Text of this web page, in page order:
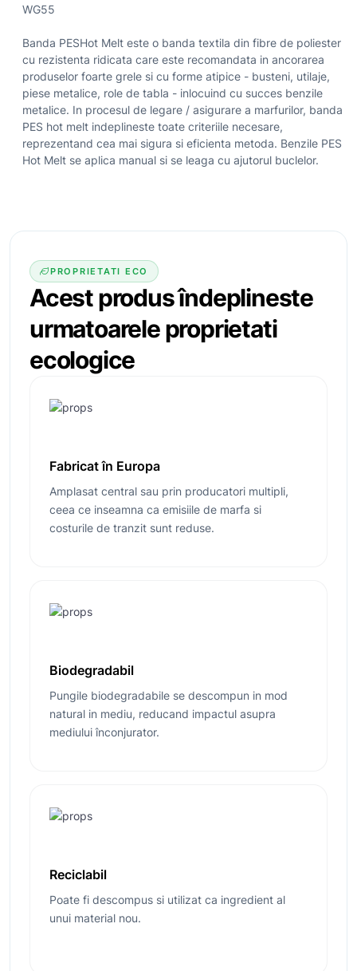
WG55
Banda PESHot Melt este o banda textila din fibre de poliester
cu rezistenta ridicata care este recomandata in ancorarea
produselor foarte grele si cu forme atipice - busteni, utilaje,
piese metalice, role de tabla - inlocuind cu succes benzile
metalice. In procesul de legare / asigurare a marfurilor, banda
PES hot melt indeplineste toate criteriile necesare,
reprezentand cea mai sigura si eficienta metoda. Benzile PES
Hot Melt se aplica manual si se leaga cu ajutorul buclelor.
PROPRIETATI ECO
Acest produs îndeplineste
urmatoareleproprietati
ecologice
Fabricat în Europa
Amplasat central sau prin producatori multipli,
ceea ce inseamna ca emisiile de marfa si
costurile de tranzit sunt reduse.
Biodegradabil
Pungile biodegradabile se descompun in mod
natural in mediu, reducand impactul asupra
mediului înconjurator.
Reciclabil
Poate fi descompus si utilizat ca ingredient al
unui material nou.